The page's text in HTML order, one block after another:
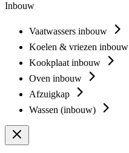
Inbouw
Vaatwassers inbouw
Koelen & vriezen inbouw
Kookplaat inbouw
Oven inbouw
Afzuigkap
Wassen (inbouw)